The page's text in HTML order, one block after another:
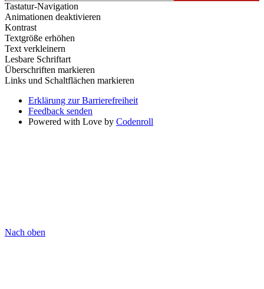
Tastatur-Navigation
Animationen deaktivieren
Kontrast
Textgröße erhöhen
Text verkleinern
Lesbare Schriftart
Überschriften markieren
Links und Schaltflächen markieren
Erklärung zur Barrierefreiheit
Feedback senden
Powered with Love by Codenroll
Nach oben